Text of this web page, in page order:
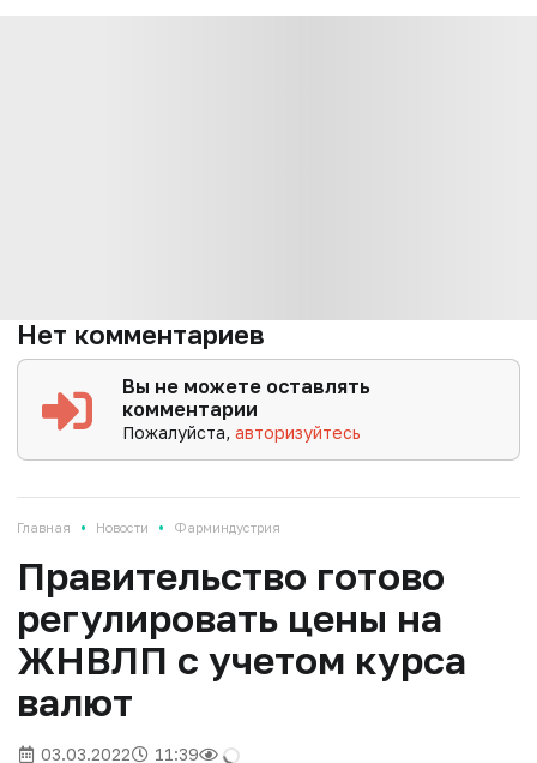
Нет комментариев
Вы не можете оставлять
комментарии
Пожалуйста,авторизуйтесь
Главная • Новости • Фарминдустрия
Правительство готово
регулировать цены на
ЖНВЛП с учетом курса
валют
03.03.2022 11:39